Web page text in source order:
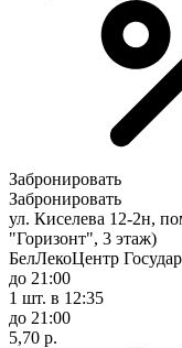
Забронировать
Забронировать
ул. Киселева 12-2н,
"Горизонт", 3 этаж)
БелЛекоЦентр
до 21:00
1 шт. в 12:35
до 21:00
5,70 р.